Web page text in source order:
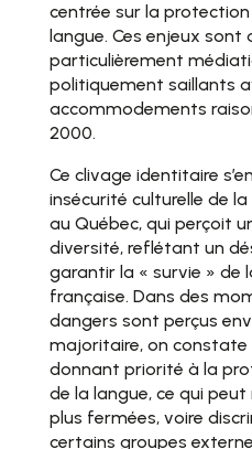
centrée sur la
langue. Ces enjeux sont
particulièrement
politiquement saillants
accommodements
2000.
Ce clivage identitaire
insécurité culturelle de
au Québec, qui perçoit
diversité, reflétant un
garantir la « survie » de
française. Dans des
dangers sont perçus
majoritaire, on constate
donnant priorité à la
de la langue, ce qui
plus fermées, voire
certains groupes